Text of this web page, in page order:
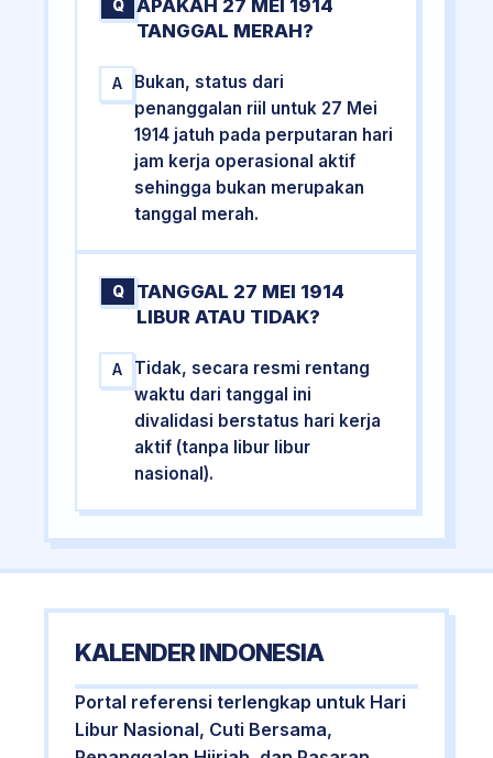
Q
APAKAH 27 MEI 1914
TANGGAL MERAH?
A
Bukan, status dari
penanggalan riil untuk 27 Mei
1914 jatuh pada perputaran hari
jam kerja operasional aktif
sehingga bukan merupakan
tanggal merah.
Q
TANGGAL 27 MEI 1914
LIBUR ATAU TIDAK?
A
Tidak, secara resmi rentang
waktu dari tanggal ini
divalidasi berstatus hari kerja
aktif (tanpa libur libur
nasional).
KALENDER INDONESIA
Portal referensi terlengkap untuk Hari
Libur Nasional, Cuti Bersama,